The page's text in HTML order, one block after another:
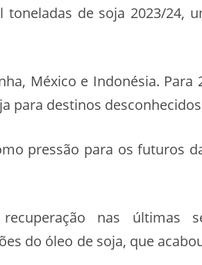
de soja 2023/24,
México e Indonésia. Para
para destinos
pressão para os futuros
nas últimas
do óleo de soja, que